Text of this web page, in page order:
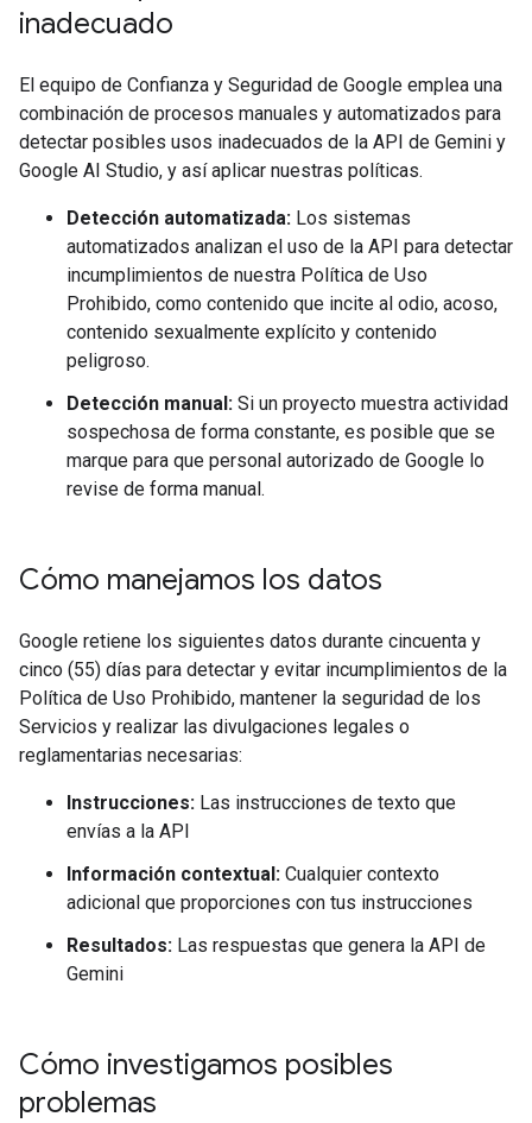
inadecuado
El equipo de Confianza y Seguridad de Google emplea una
combinación de procesos manuales y automatizados para
detectar posibles usos inadecuados de la API de Gemini y
Google AI Studio, y así aplicar nuestras políticas.
Detección automatizada: Los sistemas
automatizados analizan el uso de la API para detectar
incumplimientos de nuestra Política de Uso
Prohibido, como contenido que incite al odio, acoso,
contenido sexualmente explícito y contenido
peligroso.
Detección manual: Si un proyecto muestra actividad
sospechosa de forma constante, es posible que se
marque para que personal autorizado de Google lo
revise de forma manual.
Cómo manejamos los datos
Google retiene los siguientes datos durante cincuenta y
cinco (55) días para detectar y evitar incumplimientos de la
Política de Uso Prohibido, mantener la seguridad de los
Servicios y realizar las divulgaciones legales o
reglamentarias necesarias:
Instrucciones: Las instrucciones de texto que
envías a la API
Información contextual: Cualquier contexto
adicional que proporciones con tus instrucciones
Resultados: Las respuestas que genera la API de
Gemini
Cómo investigamos posibles
problemas